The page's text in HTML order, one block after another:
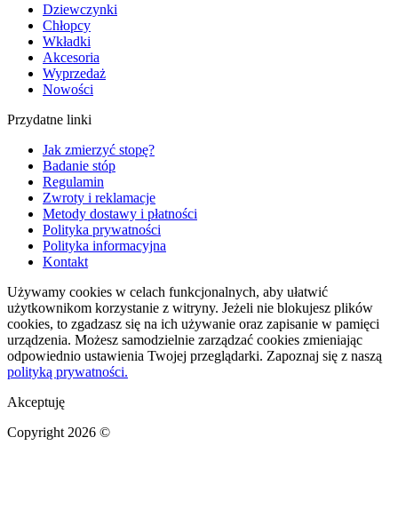
Dziewczynki
Chłopcy
Wkładki
Akcesoria
Wyprzedaż
Nowości
Przydatne linki
Jak zmierzyć stopę?
Badanie stóp
Regulamin
Zwroty i reklamacje
Metody dostawy i płatności
Polityka prywatności
Polityka informacyjna
Kontakt
Używamy cookies w celach funkcjonalnych, aby ułatwić
użytkownikom korzystanie z witryny. Jeżeli nie blokujesz plików
cookies, to zgadzasz się na ich używanie oraz zapisanie w pamięci
urządzenia. Możesz samodzielnie zarządzać cookies zmieniając
odpowiednio ustawienia Twojej przeglądarki. Zapoznaj się z naszą
polityką prywatności.
Akceptuję
Copyright 2026 ©